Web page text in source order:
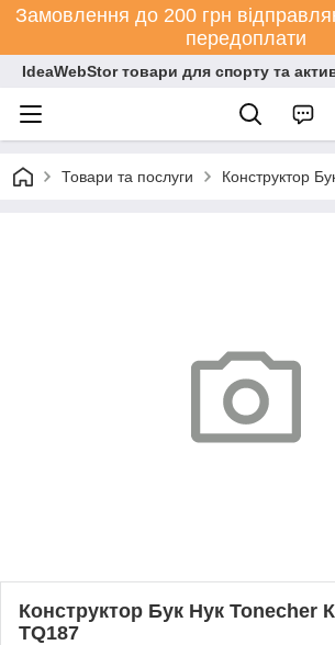
Замовлення до 200 грн
передоплати
IdeaWebStor товари для спорту та
Товари та послуги Конструктор
Конструктор Бук Нук Tonecher
TQ187